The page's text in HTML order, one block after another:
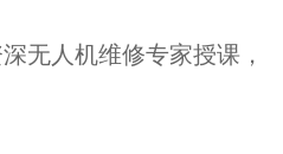
无人机维修专家授课，